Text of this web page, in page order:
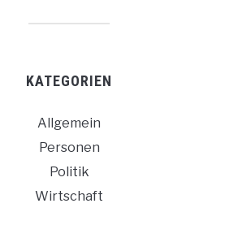
KATEGORIEN
Allgemein
Personen
Politik
Wirtschaft